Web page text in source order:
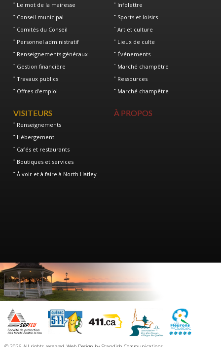
Le mot de la mairesse
Conseil municipal
Comités du Conseil
Personnel administratif
Renseignements généraux
Gestion financière
Travaux publics
Offres d’emploi
Infolettre
Sports et loisirs
Art et culture
Lieux de culte
Événements
Marché champêtre
Ressources
Marché champêtre
VISITEURS
Renseignements
Hébergement
Cafés et restaurants
Boutiques et services
À voir et à faire à North Hatley
À PROPOS